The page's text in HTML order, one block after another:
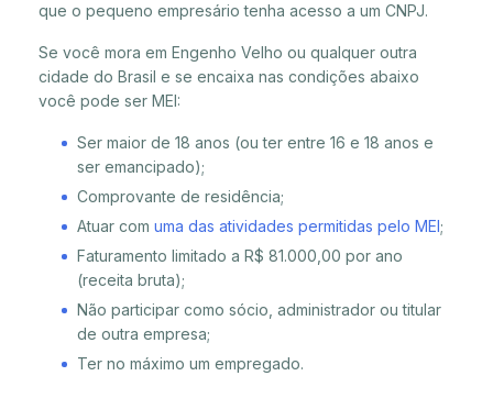
que o pequeno empresário tenha acesso a um CNPJ.
Se você mora em Engenho Velho ou qualquer outra
cidade do Brasil e se encaixa nas condições abaixo
você pode ser MEI:
Ser maior de 18 anos (ou ter entre 16 e 18 anos e
ser emancipado);
Comprovante de residência;
Atuar com uma das atividades permitidas pelo MEI ;
Faturamento limitado a R$ 81.000,00 por ano
(receita bruta);
Não participar como sócio, administrador ou titular
de outra empresa;
Ter no máximo um empregado.